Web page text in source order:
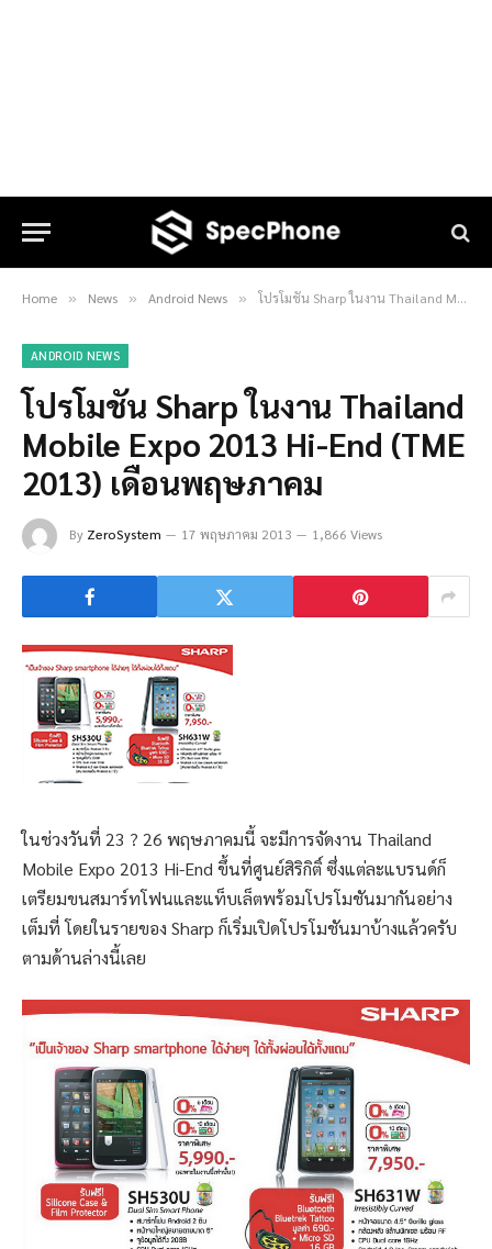
Home » News » Android News » โปรโมชัน Sharp ในงาน Thailand Mobile Expo 2013 Hi-End (TME 2013) เดือนพฤษภาคม
ANDROID NEWS
โปรโมชัน Sharp ในงาน Thailand
Mobile Expo 2013 Hi-End (TME
2013) เดือนพฤษภาคม
By ZeroSystem 17 พฤษภาคม 2013 1,866 Views
ในช่วงวันที่ 23 ? 26 พฤษภาคมนี้ จะมีการจัดงาน Thailand
Mobile Expo 2013 Hi-End ขึ้นที่ศูนย์สิริกิติ์ ซึ่งแต่ละแบรนด์ก็
เตรียมขนสมาร์ทโฟนและแท็บเล็ตพร้อมโปรโมชันมากันอย่าง
เต็มที่ โดยในรายของ Sharp ก็เริ่มเปิดโปรโมชันมาบ้างแล้วครับ
ตามด้านล่างนี้เลย